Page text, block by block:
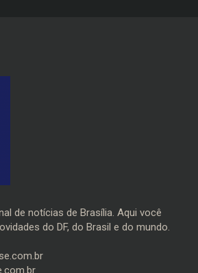
de notícias de Brasília. Aqui você
do DF, do Brasil e do mundo.